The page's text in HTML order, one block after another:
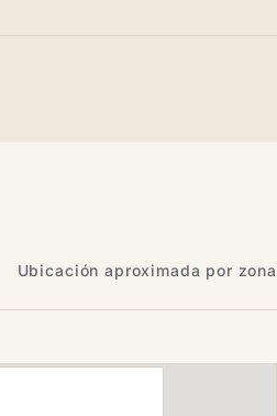
Ubicación aproximada por zona